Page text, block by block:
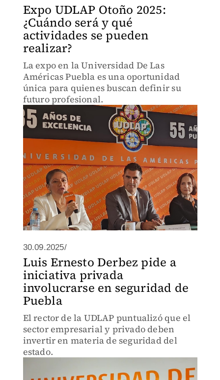
Expo UDLAP Otoño 2025:
¿Cuándo será y qué
actividades se pueden
realizar?
La expo en la Universidad De Las
Américas Puebla es una oportunidad
única para quienes buscan definir su
futuro profesional.
30.09.2025/
Luis Ernesto Derbez pide a
iniciativa privada
involucrarse en seguridad de
Puebla
El rector de la UDLAP puntualizó que el
sector empresarial y privado deben
invertir en materia de seguridad del
estado.